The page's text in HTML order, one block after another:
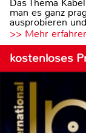
Das Thema
man es ganz
ausprobieren
>> Mehr
kostenloses